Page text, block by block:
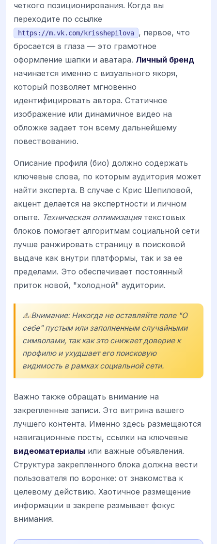
четкого позиционирования. Когда вы
переходите по ссылке
https://m.vk.com/krisshepilova
, первое, что
бросается в глаза — это грамотное
оформление шапки и аватара. Личный бренд
начинается именно с визуального якоря,
который позволяет мгновенно
идентифицировать автора. Статичное
изображение или динамичное видео на
обложке задает тон всему дальнейшему
повествованию.
Описание профиля (био) должно содержать
ключевые слова, по которым аудитория может
найти эксперта. В случае с Крис Шепиловой,
акцент делается на экспертности и личном
опыте. Техническая оптимизациятекстовых
блоков помогает алгоритмам социальной сети
лучше ранжировать страницу в поисковой
выдаче как внутри платформы, так и за ее
пределами. Это обеспечивает постоянный
приток новой, "холодной" аудитории.
⚠️ Внимание: Никогда не оставляйте поле "О
себе" пустым или заполненным случайными
символами, так как это снижает доверие к
профилю и ухудшает его поисковую
видимость в рамках социальной сети.
Важно также обращать внимание на
закрепленные записи. Это витрина вашего
лучшего контента. Именно здесь размещаются
навигационные посты, ссылки на ключевые
видеоматериалы или важные объявления.
Структура закрепленного блока должна вести
пользователя по воронке: от знакомства к
целевому действию. Хаотичное размещение
информации в закрепе размывает фокус
внимания.